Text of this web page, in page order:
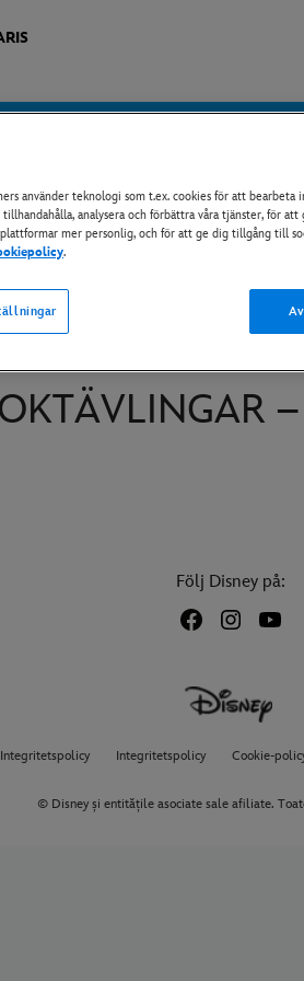
Följ Disney på:
Integritetspolicy Cookie-
© Disney și entitățile asociate sale afiliate.
använder teknologi som t.ex. cookies för att
analysera och förbättra våra tjänster, för
plattformar mer personlig, och för att ge dig tillgång till
.